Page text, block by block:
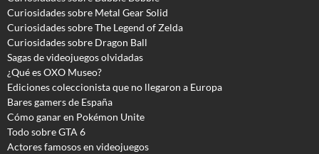
Curiosidades sobre Metal Gear Solid
Curiosidades sobre The Legend of Zelda
Curiosidades sobre Dragon Ball
Sagas de videojuegos olvidadas
¿Qué es OXO Museo?
Ediciones coleccionista que no llegaron a Europa
Bares gamers de España
Cómo ganar en Pokémon Unite
Todo sobre GTA 6
Actores famosos en videojuegos